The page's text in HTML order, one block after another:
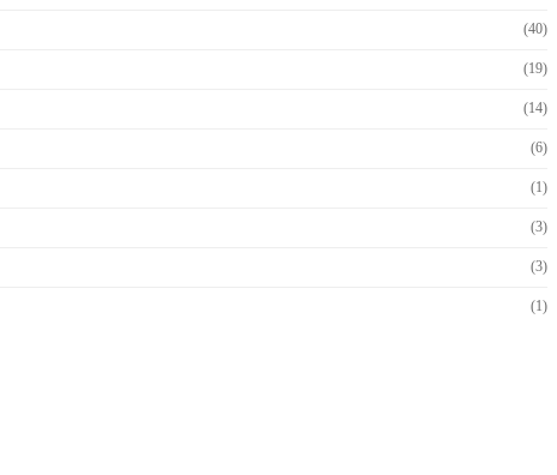
(40)
(19)
(14)
(6)
(1)
(3)
(3)
(1)